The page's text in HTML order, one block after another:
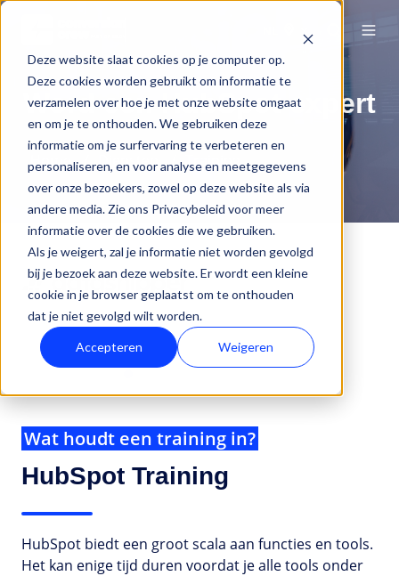
Deze website slaat cookies op je computer op.
Deze cookies worden gebruikt om informatie te
verzamelen over hoe je met onze website omgaat
en om je te onthouden. We gebruiken deze
informatie om je surfervaring te verbeteren en
personaliseren, en voor analyse en meetgegevens
over onze bezoekers, zowel op deze website als via
andere media. Zie ons Privacybeleid voor meer
informatie over de cookies die we gebruiken.
Als je weigert, zal je informatie niet worden gevolgd
bij je bezoek aan deze website. Er wordt een kleine
cookie in je browser geplaatst om te onthouden
dat je niet gevolgd wilt worden.
Accepteren Weigeren
Word een HubSpot expert
Home Diensten Training
Wat houdt een training in?
HubSpot Training
HubSpot biedt een groot scala aan functies en tools.
Het kan enige tijd duren voordat je alle tools onder